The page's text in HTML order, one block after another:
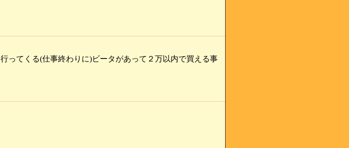
ってくる(仕事終わりに)ビータがあって２万以内で買える事